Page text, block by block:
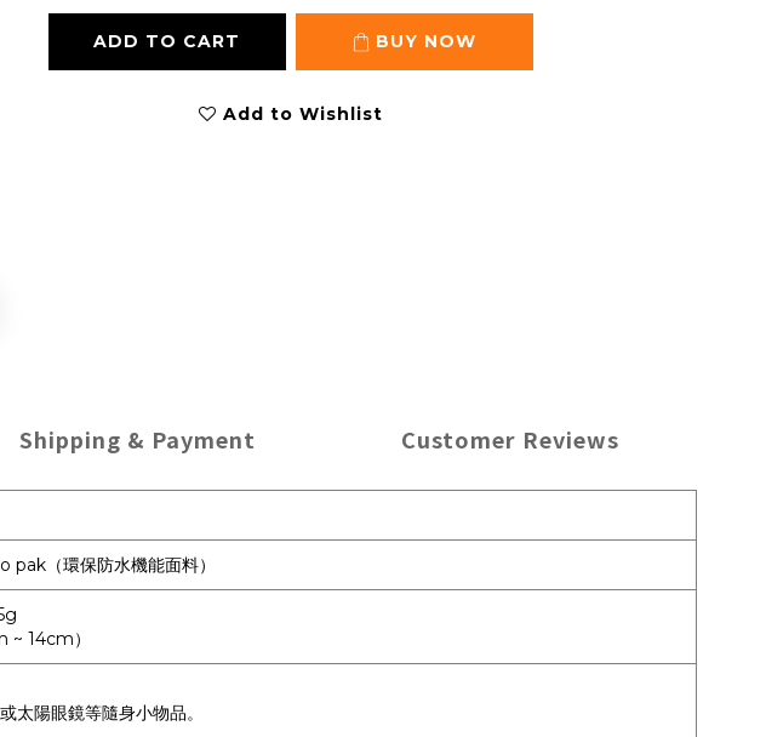
ADD TO CART BUY NOW
Add to Wishlist
Shipping & Payment Customer Reviews
（環保防水機能面料）
~ 14cm）
太陽眼鏡等隨身小物品。